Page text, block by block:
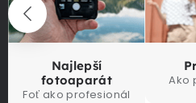
Najlepší
fotoaparát
Foť ako profesionál
Ako